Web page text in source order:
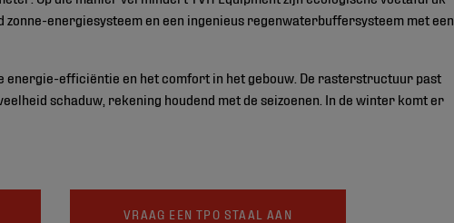
energiesysteem en een ingenieus regenwaterbuffersysteem met een
energie-efficiëntie en het comfort in het gebouw. De rasterstructuur past
schaduw, rekening houdend met de seizoenen. In de winter komt er
VRAAG EEN TPO STAAL AAN